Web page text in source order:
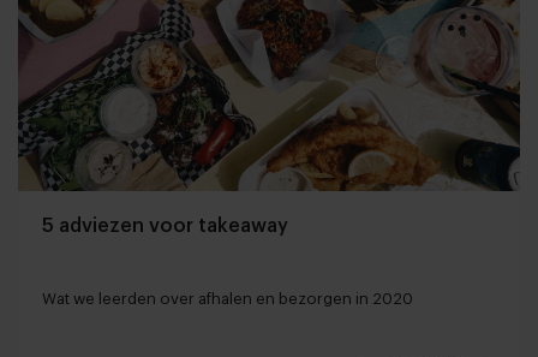
5 adviezen voor takeaway
Wat we leerden over afhalen en bezorgen in 2020